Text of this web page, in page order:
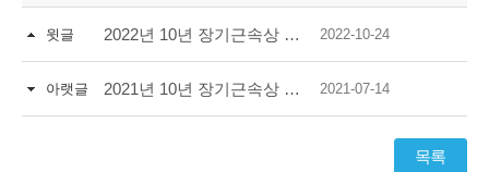
윗글 2022년 10년 장기근속상 시상식 실시 2022-10-24
아랫글 2021년 10년 장기근속상 시상식 실시 2021-07-14
목록